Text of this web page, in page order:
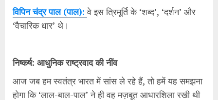
विपिन चंद्र पाल (पाल): वे इस त्रिमूर्ति के ‘शब्द’, ‘दर्शन’ और
‘वैचारिक धार’ थे।
निष्कर्ष: आधुनिक राष्ट्रवाद की नींव
आज जब हम स्वतंत्र भारत में सांस ले रहे हैं, तो हमें यह समझना
होगा कि ‘लाल-बाल-पाल’ ने ही वह मज़बूत आधारशिला रखी थी